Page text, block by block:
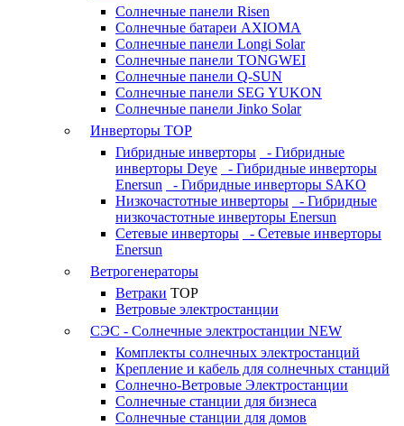
Солнечные панели Risen
Солнечные батареи AXIOMA
Солнечные панели Longi Solar
Солнечные панели TONGWEI
Солнечные панели Q-SUN
Солнечные панели SEG YUKON
Солнечные панели Jinko Solar
Инверторы TOP
Гибридные инверторы
- Гибридные
инверторы Deye
- Гибридные инверторы
Enersun
- Гибридные инверторы SAKO
Низкочастотные инверторы
- Гибридные
низкочастотные инверторы Enersun
Сетевые инверторы
- Сетевые инверторы
Enersun
Ветрогенераторы
Ветраки TOP
Ветровые электростанции
СЭС - Солнечные электростанции NEW
Комплекты солнечных электростанций
Крепление и кабель для солнечных станций
Солнечно-Ветровые Электростанции
Солнечные станции для бизнеса
Солнечные станции для домов